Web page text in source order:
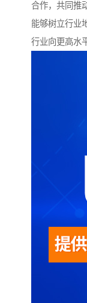
合作，共同推
能够树立行业
行业向更高水